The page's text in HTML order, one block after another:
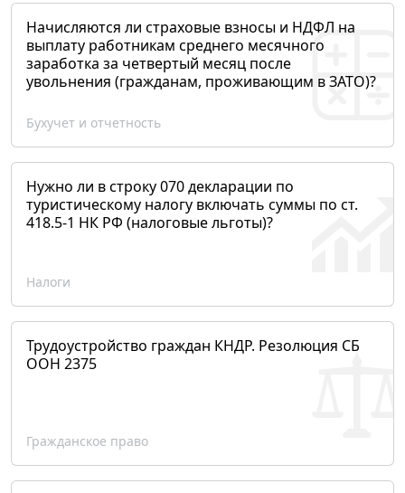
Начисляются ли страховые взносы и НДФЛ на
выплату работникам среднего месячного
заработка за четвертый месяц после
увольнения (гражданам, проживающим в ЗАТО)?
Бухучет и отчетность
Нужно ли в строку 070 декларации по
туристическому налогу включать суммы по ст.
418.5-1 НК РФ (налоговые льготы)?
Налоги
Трудоустройство граждан КНДР. Резолюция СБ
ООН 2375
Гражданское право